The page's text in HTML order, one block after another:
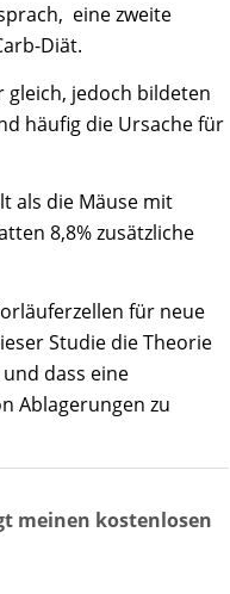
eine zweite
Diät.
gleich, jedoch bildeten
häufig die Ursache für
als die Mäuse mit
8,8% zusätzliche
für neue
Studie die Theorie
dass eine
Ablagerungen zu
meinen kostenlosen